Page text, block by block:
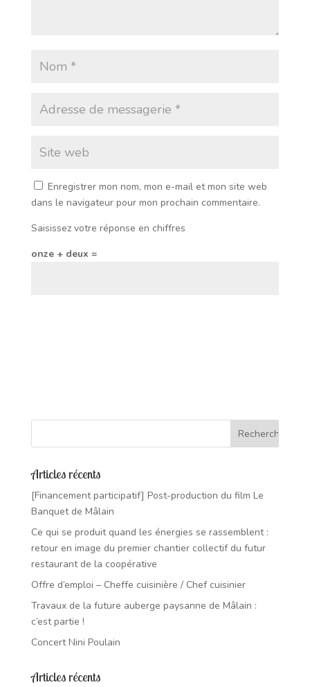
Enregistrer mon nom, mon e-mail et mon site web
dans le navigateur pour mon prochain commentaire.
Saisissez votre réponse en chiffres
onze + deux =
Articles récents
[Financement participatif] Post-production du film Le
Banquet de Mâlain
Ce qui se produit quand les énergies se rassemblent :
retour en image du premier chantier collectif du futur
restaurant de la coopérative
Offre d’emploi – Cheffe cuisinière / Chef cuisinier
Travaux de la future auberge paysanne de Mâlain :
c’est partie !
Concert Nini Poulain
Articles récents